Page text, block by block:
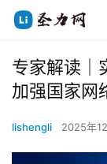
专家解读｜
加强国家网
lishengli 2025年